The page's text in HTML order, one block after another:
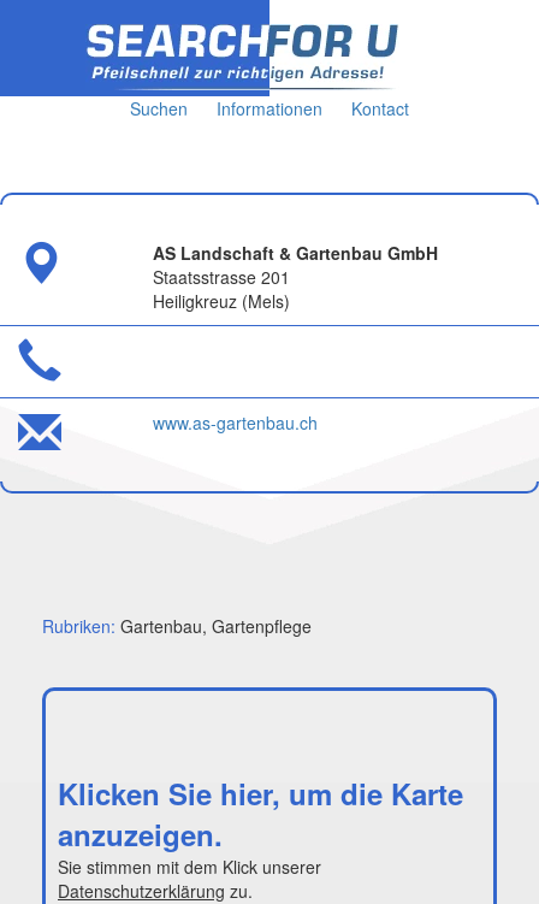
Suchen Informationen Kontact
AS Landschaft & Gartenbau GmbH
Staatsstrasse 201
Heiligkreuz (Mels)
www.as-gartenbau.ch
Rubriken: Gartenbau, Gartenpflege
Klicken Sie hier, um die Karte
anzuzeigen.
Sie stimmen mit dem Klick unserer
Datenschutzerklärung zu.